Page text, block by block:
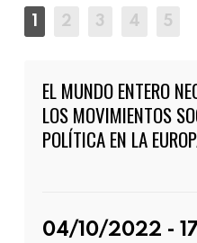
EL MUNDO ENTERO
LOS MOVIMIENTOS
POLÍTICA EN LA
04/10/2022 -